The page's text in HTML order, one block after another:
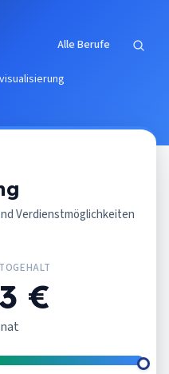
Alle Berufe
Verdienstmöglichkeiten
€